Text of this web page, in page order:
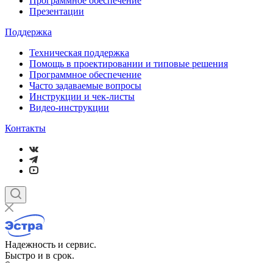
Презентации
Поддержка
Техническая поддержка
Помощь в проектировании и типовые решения
Программное обеспечение
Часто задаваемые вопросы
Инструкции и чек-листы
Видео-инструкции
Контакты
Надежность и сервис.
Быстро и в срок.